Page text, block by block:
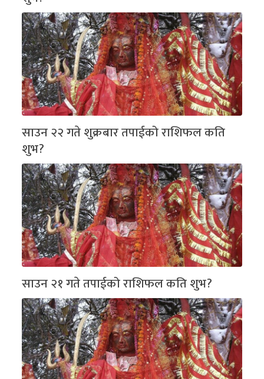
साउन २२ गते शुक्रबार तपाईको राशिफल कति
शुभ?
साउन २१ गते तपाईको राशिफल कति शुभ?